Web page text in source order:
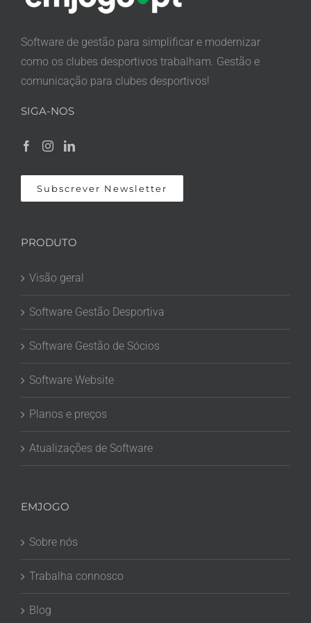
Software de gestão para simplificar e modernizar
como os clubes desportivos trabalham. Gestão e
comunicação para clubes desportivos!
SIGA-NOS
Subscrever Newsletter
PRODUTO
Visão geral
Software Gestão Desportiva
Software Gestão de Sócios
Software Website
Planos e preços
Atualizações de Software
EMJOGO
Sobre nós
Trabalha connosco
Blog